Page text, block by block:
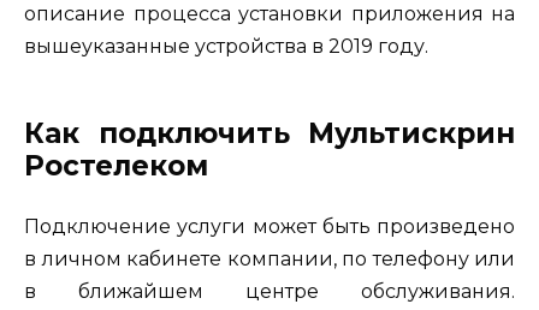
описание процесса установки приложения на
вышеуказанные устройства в 2019 году.
Как подключить Мультискрин
Ростелеком
Подключение услуги может быть произведено
в личном кабинете компании, по телефону или
в ближайшем центре обслуживания.